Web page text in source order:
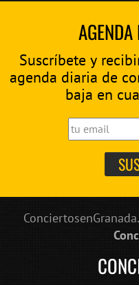
Suscríbete y
agenda diaria de
baja en